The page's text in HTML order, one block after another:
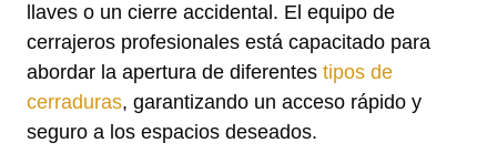
llaves o un cierre accidental. El equipo de
cerrajeros profesionales está capacitado para
abordar la apertura de diferentes tipos de
cerraduras, garantizando un acceso rápido y
seguro a los espacios deseados.